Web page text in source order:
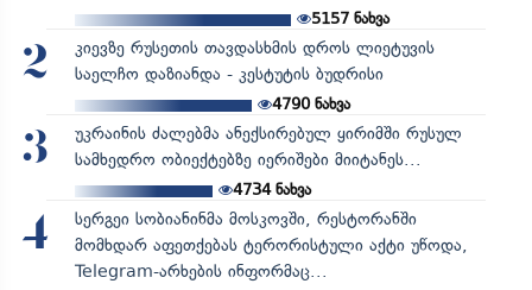
5157 ნახვა
2
კიევზე რუსეთის თავდასხმის დროს ლიეტუვის
საელჩო დაზიანდა - კესტუტის ბუდრისი
4790ნახვა
3
უკრაინის ძალებმა ანექსირებულ ყირიმში რუსულ
სამხედრო ობიექტებზე იერიშები მიიტანეს...
4734ნახვა
4
სერგეი სობიანინმა მოსკოვში, რესტორანში
მომხდარ აფეთქებას ტერორისტული აქტი უწოდა,
Telegram-არხების ინფორმაც...